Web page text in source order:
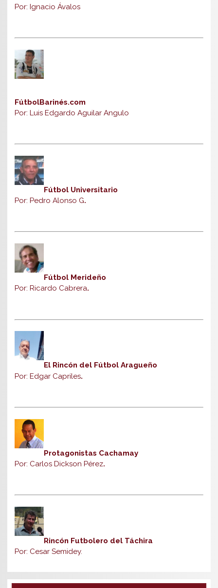
Por: Ignacio Ávalos
FútbolBarinés.com
Por: Luis Edgardo Aguilar Angulo
Fútbol Universitario
Por: Pedro Alonso G.
Fútbol Merideño
Por: Ricardo Cabrera.
El Rincón del Fútbol Aragueño
Por: Edgar Capriles.
Protagonistas Cachamay
Por: Carlos Dickson Pérez.
Rincón Futbolero del Táchira
Por: Cesar Semidey.